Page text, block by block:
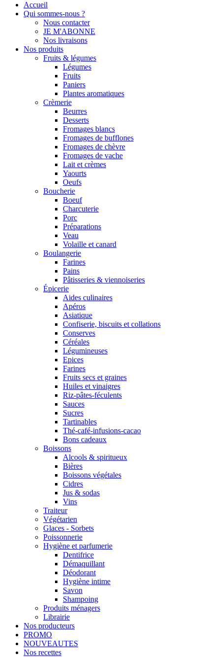
Accueil
Qui sommes-nous ?
Nous contacter
JE M'ABONNE
Nos livraisons
Nos produits
Fruits & légumes
Légumes
Fruits
Paniers
Plantes aromatiques
Crèmerie
Beurres
Desserts
Fromages blancs
Fromages de bufflones
Fromages de chèvre
Fromages de vache
Lait et crèmes
Yaourts
Oeufs
Boucherie
Boeuf
Charcuterie
Porc
Préparations
Veau
Volaille et canard
Boulangerie
Farines
Pains
Pâtisseries & viennoiseries
Épicerie
Aides culinaires
Apéros
Asiatique
Confiserie, biscuits et collations
Conserves
Céréales
Légumineuses
Epices
Farines
Fruits secs et graines
Huiles et vinaigres
Riz-pâtes-féculents
Sauces
Sucres
Tartinables
Thé-café-infusions-cacao
Bons cadeaux
Boissons
Alcools & spiritueux
Bières
Boissons végétales
Cidres
Jus & sodas
Vins
Traiteur
Végétarien
Glaces - Sorbets
Poissonnerie
Hygiène et parfumerie
Dentifrice
Démaquillant
Déodorant
Hygiène intime
Savon
Shampoing
Produits ménagers
Librairie
Nos producteurs
PROMO
NOUVEAUTES
Nos recettes